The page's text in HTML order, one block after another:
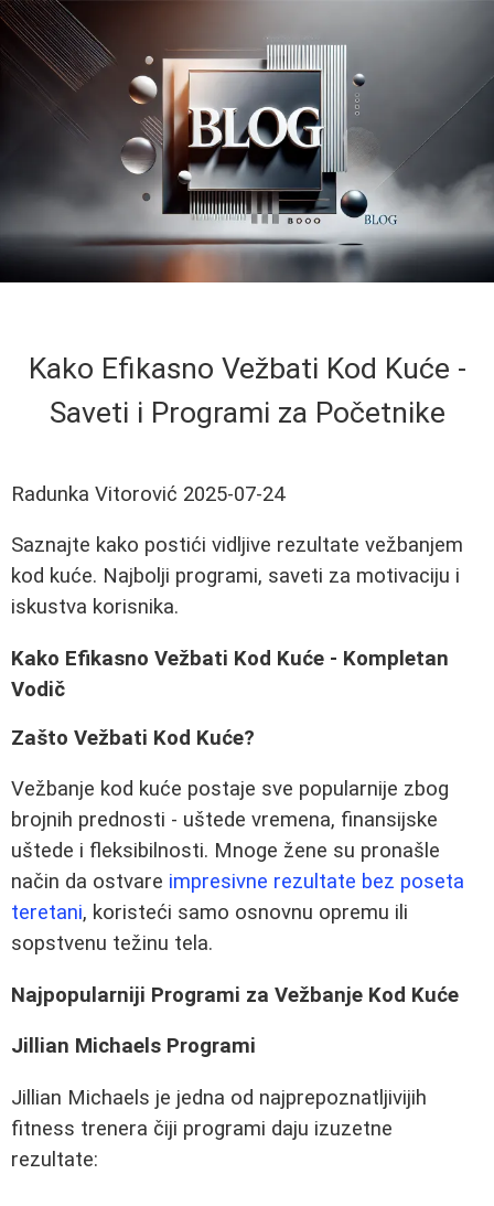
Kako Efikasno Vežbati Kod Kuće -
Saveti i Programi za Početnike
Radunka Vitorović 2025-07-24
Saznajte kako postići vidljive rezultate vežbanjem
kod kuće. Najbolji programi, saveti za motivaciju i
iskustva korisnika.
Kako Efikasno Vežbati Kod Kuće - Kompletan
Vodič
Zašto Vežbati Kod Kuće?
Vežbanje kod kuće postaje sve popularnije zbog
brojnih prednosti - uštede vremena, finansijske
uštede i fleksibilnosti. Mnoge žene su pronašle
način da ostvare impresivne rezultate bez poseta
teretani, koristeći samo osnovnu opremu ili
sopstvenu težinu tela.
Najpopularniji Programi za Vežbanje Kod Kuće
Jillian Michaels Programi
Jillian Michaels je jedna od najprepoznatljivijih
fitness trenera čiji programi daju izuzetne
rezultate: